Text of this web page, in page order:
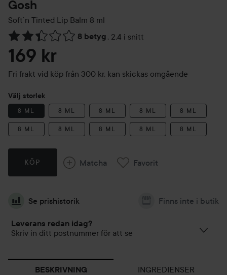
Gosh
Soft`n Tinted Lip Balm 8 ml
8 betyg , 2.4 i snitt
Hoppa till Betyg & kommentarer
169 kr
Fri frakt vid köp från 300 kr, kan skickas omgående
Välj storlek
8 ML 8 ML 8 ML 8 ML 8 ML
8 ML 8 ML 8 ML 8 ML 8 ML
KÖP Matcha Favorit
Se prishistorik Finns inte i butik
Leverans redan idag?
Skriv in ditt postnummer för att se
BESKRIVNING INGREDIENSER